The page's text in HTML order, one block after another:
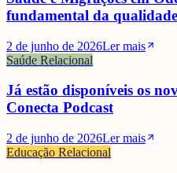
fundamental da
2 de junho de 2026Ler mais
Saúde Relacional
Já estão disponíveis os
Conecta Podcast
2 de junho de 2026Ler mais
Educação Relacional